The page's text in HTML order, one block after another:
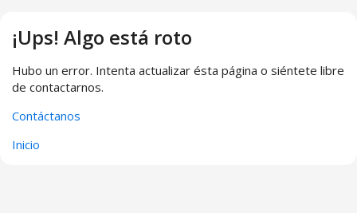
¡Ups! Algo está roto
Hubo un error. Intenta actualizar ésta página o siéntete libre
de contactarnos.
Contáctanos
Inicio